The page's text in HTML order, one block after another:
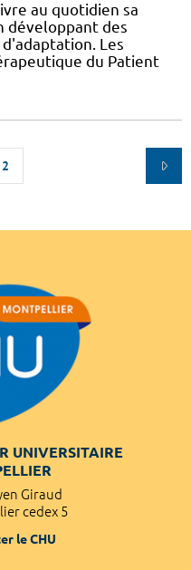
au quotidien sa
développant des
Les
du Patient
2
UNIVERSITAIRE
Giraud
cedex 5
le CHU